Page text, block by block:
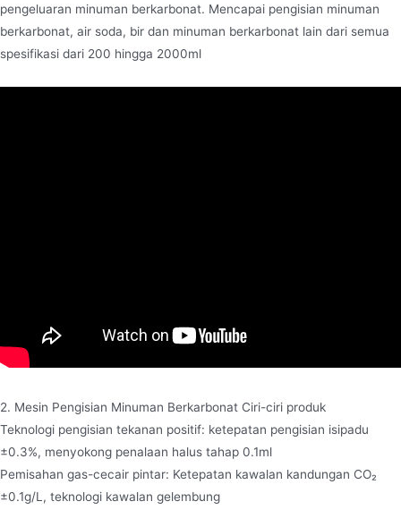
pengeluaran minuman berkarbonat. Mencapai pengisian minuman
berkarbonat, air soda, bir dan minuman berkarbonat lain dari semua
spesifikasi dari 200 hingga 2000ml
2. Mesin Pengisian Minuman Berkarbonat Ciri-ciri produk
Teknologi pengisian tekanan positif: ketepatan pengisian isipadu
±0.3%, menyokong penalaan halus tahap 0.1ml
Pemisahan gas-cecair pintar: Ketepatan kawalan kandungan CO₂
±0.1g/L, teknologi kawalan gelembung